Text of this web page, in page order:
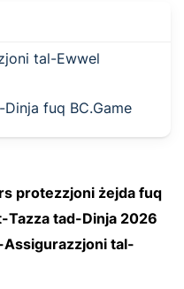
tal-Ewwel
fuq BC.Game
protezzjoni żejda fuq
tad-Dinja 2026
tal-